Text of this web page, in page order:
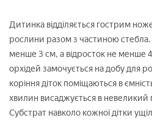
Дитинка відділяється гострим
рослини разом з частиною стебла.
менше 3 см, а відросток не менше
орхідей замочується на добу для
коріння діток поміщаються в
хвилин висаджується в
Субстрат навколо кожної дітки